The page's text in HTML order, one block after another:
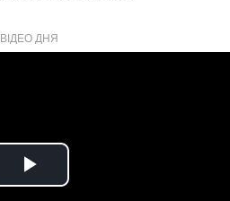
ВІДЕО ДНЯ
Play